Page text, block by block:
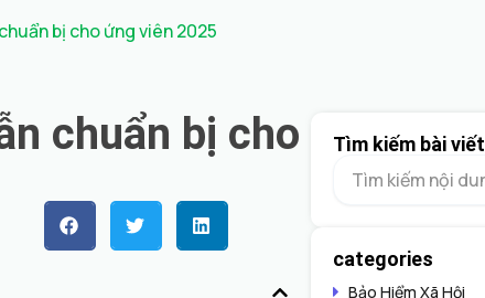
bị cho ứng viên 2025
chuẩn bị cho
Tìm kiếm bài viết
categories
Bảo Hiểm Xã Hội